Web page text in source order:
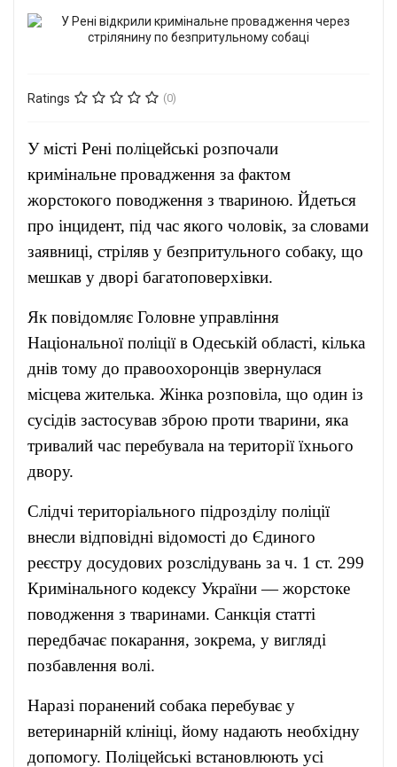
Ratings (0)
У місті Рені поліцейські розпочали
кримінальне провадження за фактом
жорстокого поводження з твариною. Йдеться
про інцидент, під час якого чоловік, за словами
заявниці, стріляв у безпритульного собаку, що
мешкав у дворі багатоповерхівки.
Як повідомляє Головне управління
Національної поліції в Одеській області, кілька
днів тому до правоохоронців звернулася
місцева жителька. Жінка розповіла, що один із
сусідів застосував зброю проти тварини, яка
тривалий час перебувала на території їхнього
двору.
Слідчі територіального підрозділу поліції
внесли відповідні відомості до Єдиного
реєстру досудових розслідувань за ч. 1 ст. 299
Кримінального кодексу України — жорстоке
поводження з тваринами. Санкція статті
передбачає покарання, зокрема, у вигляді
позбавлення волі.
Наразі поранений собака перебуває у
ветеринарній клініці, йому надають необхідну
допомогу. Поліцейські встановлюють усі